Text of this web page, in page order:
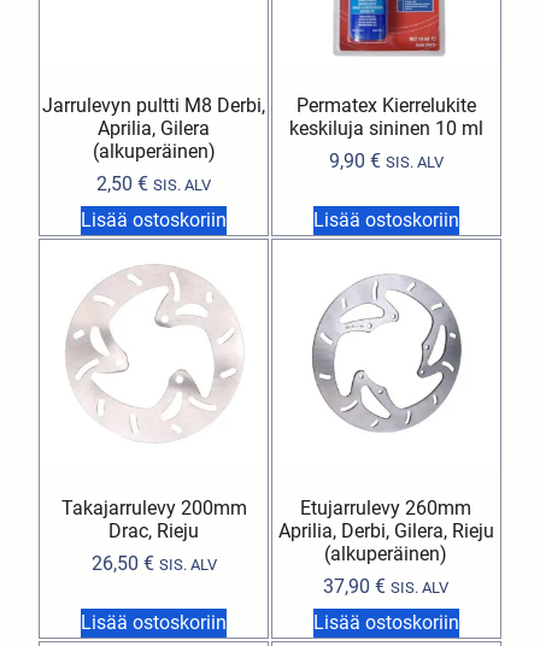
Jarrulevyn pultti M8 Derbi,
Aprilia, Gilera
(alkuperäinen)
2,50€ SIS. ALV
Lisää ostoskoriin
Permatex Kierrelukite
keskiluja sininen 10 ml
9,90 € SIS. ALV
Lisää ostoskoriin
Takajarrulevy 200mm
Drac, Rieju
26,50 € SIS. ALV
Lisää ostoskoriin
Etujarrulevy 260mm
Aprilia, Derbi, Gilera, Rieju
(alkuperäinen)
37,90€ SIS. ALV
Lisää ostoskoriin